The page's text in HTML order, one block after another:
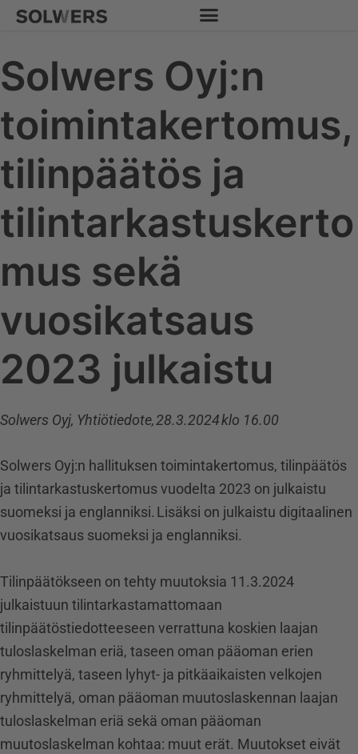
Siirry
Solwers Oyj:n
toimintakertomus,
tilinpäätös ja
tilintarkastuskerto
mus sekä
vuosikatsaus
2023 julkaistu
Solwers Oyj, Yhtiötiedote, 28.3.2024 klo 16.00
Solwers Oyj:n hallituksen toimintakertomus, tilinpäätös
ja tilintarkastuskertomus vuodelta 2023 on julkaistu
suomeksi ja englanniksi. Lisäksi on julkaistu digitaalinen
vuosikatsaus suomeksi ja englanniksi.
Tilinpäätökseen on tehty muutoksia 11.3.2024
julkaistuun tilintarkastamattomaan
tilinpäätöstiedotteeseen verrattuna koskien laajan
tuloslaskelman eriä, taseen oman pääoman erien
ryhmittelyä, taseen lyhyt- ja pitkäaikaisten velkojen
ryhmittelyä, oman pääoman muutoslaskennan laajan
tuloslaskelman eriä sekä oman pääoman
muutoslaskelman kohtaa: muut erät. Muutokset eivät